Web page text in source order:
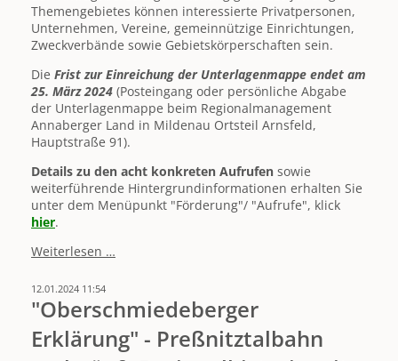
Themengebietes können interessierte Privatpersonen,
Unternehmen, Vereine, gemeinnützige Einrichtungen,
Zweckverbände sowie Gebietskörperschaften sein.
Die Frist zur Einreichung der Unterlagenmappe endet am
25. März 2024 (Posteingang oder persönliche Abgabe
der Unterlagenmappe beim Regionalmanagement
Annaberger Land in Mildenau Ortsteil Arnsfeld,
Hauptstraße 91).
Details zu den acht konkreten Aufrufen sowie
weiterführende Hintergrundinformationen erhalten Sie
unter dem Menüpunkt "Förderung"/ "Aufrufe", klick
hier.
Weiterlesen …
von
LEADER-
Fördervorhaben
gestartet
12.01.2024 11:54
"Oberschmiedeberger
Erklärung" - Preßnitztalbahn